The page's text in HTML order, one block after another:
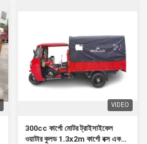
speed loop Shaft ...
VIDEO
300cc কার্গো মোটর ট্রাইসাইকেল
ওয়াটার কুলড 1.3x2m কার্গো বক্স একক